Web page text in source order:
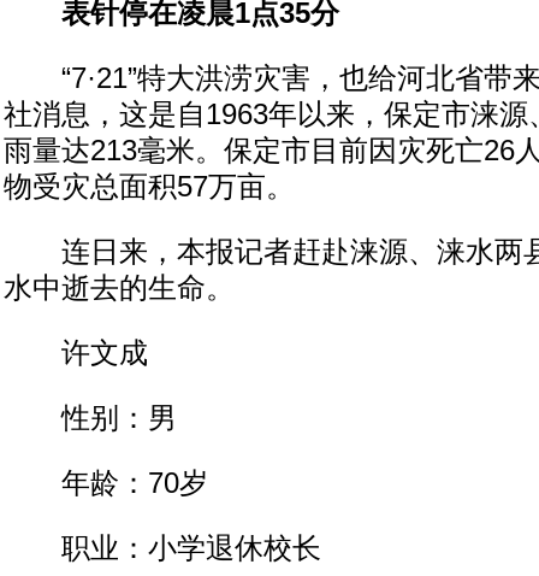
表针停在凌晨1点35分
“7·21”特大洪涝灾害，也给河北省带
社消息，这是自1963年以来，保定市涞
雨量达213毫米。保定市目前因灾死亡26
物受灾总面积57万亩。
连日来，本报记者赶赴涞源、涞水两
水中逝去的生命。
许文成
性别：男
年龄：70岁
职业：小学退休校长